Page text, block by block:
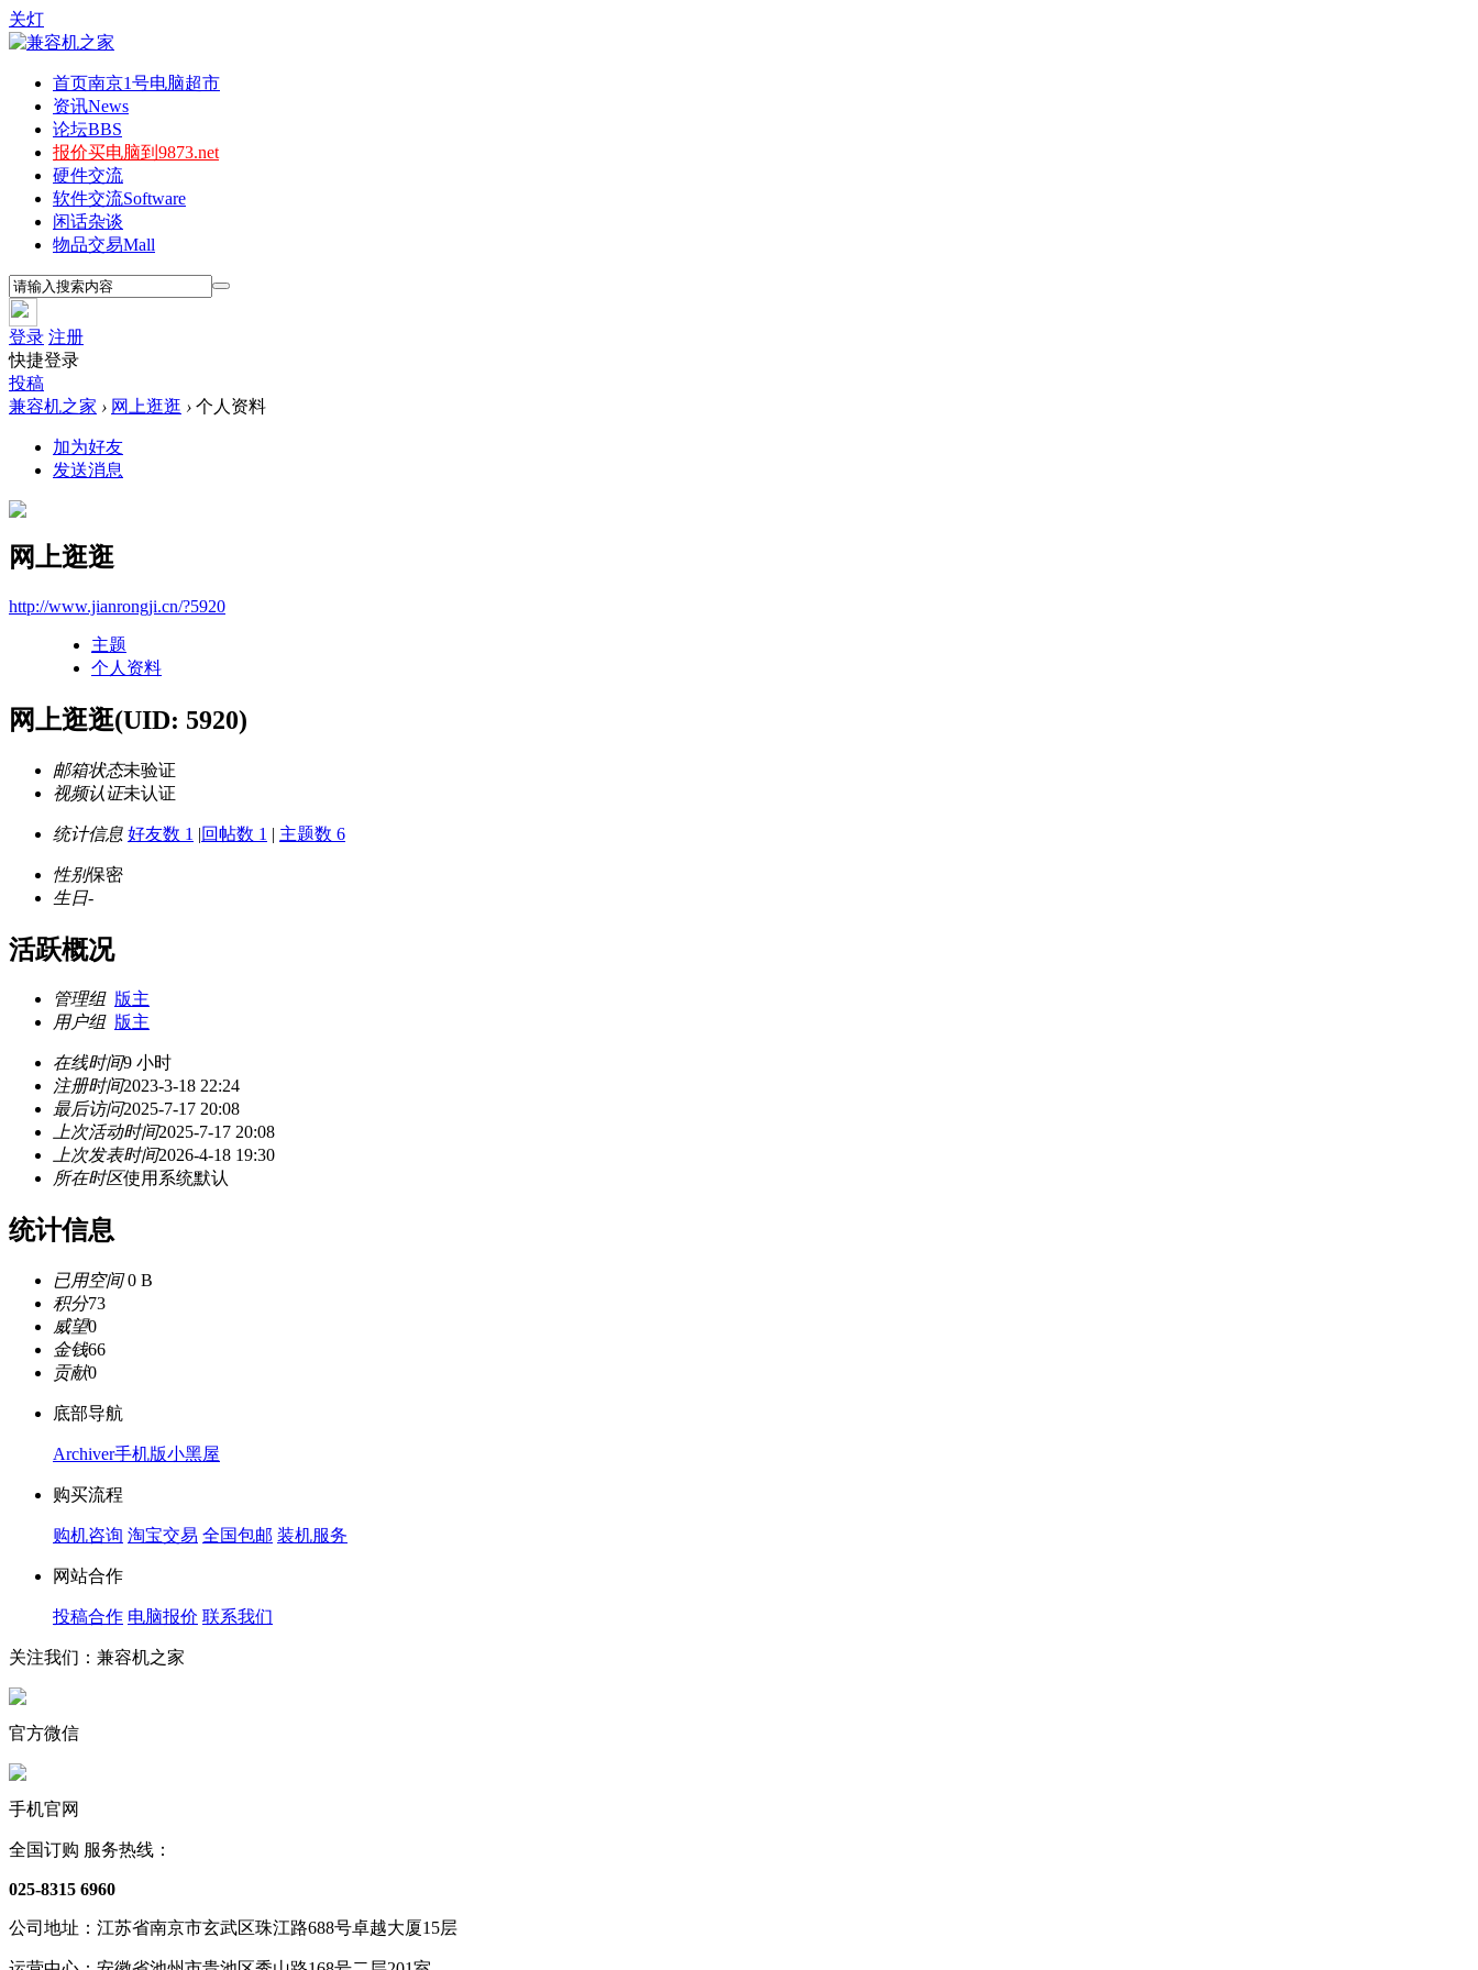
关灯
首页南京1号电脑超市
资讯News
论坛BBS
报价买电脑到9873.net
硬件交流
软件交流Software
闲话杂谈
物品交易Mall
登录 注册
快捷登录
投稿
兼容机之家 › 网上逛逛 › 个人资料
加为好友
发送消息
网上逛逛
http://www.jianrongji.cn/?5920
主题
个人资料
网上逛逛(UID: 5920)
邮箱状态未验证
视频认证未认证
统计信息 好友数 1 |回帖数 1 | 主题数 6
性别保密
生日-
活跃概况
管理组 版主
用户组 版主
在线时间9 小时
注册时间2023-3-18 22:24
最后访问2025-7-17 20:08
上次活动时间2025-7-17 20:08
上次发表时间2026-4-18 19:30
所在时区使用系统默认
统计信息
已用空间0 B
积分73
威望0
金钱66
贡献0
底部导航
Archiver手机版小黑屋
购买流程
购机咨询 淘宝交易 全国包邮 装机服务
网站合作
投稿合作 电脑报价 联系我们
关注我们：兼容机之家
官方微信
手机官网
全国订购 服务热线：
025-8315 6960
公司地址：江苏省南京市玄武区珠江路688号卓越大厦15层